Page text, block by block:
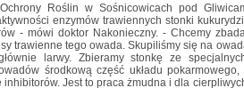
Roślin w Sośnicowicach pod
enzymów trawiennych stonki
- mówi doktor Nakonieczny. - Chcemy
trawienne tego owada. Skupiliśmy się na
larwy. Zbieramy stonkę ze
środkową część układu
Jest to praca żmudna i dla